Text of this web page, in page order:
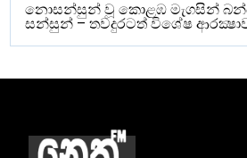
නොසන්සුන් වූ කොළඹ මැගසින්
සන්සුන් – තවදුරටත් විශේෂ